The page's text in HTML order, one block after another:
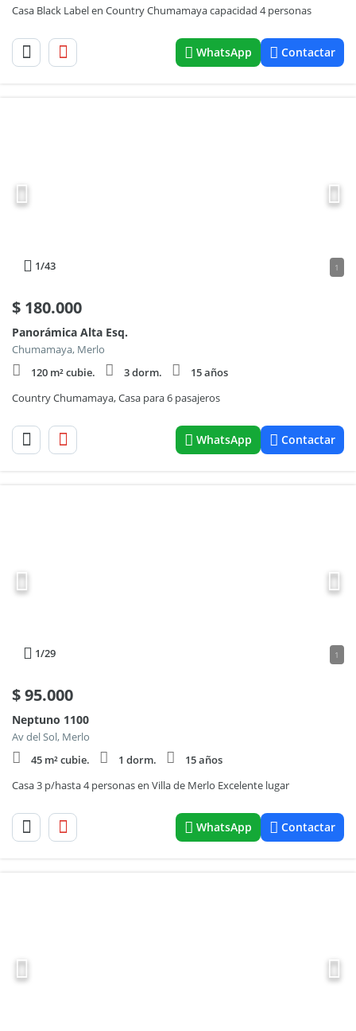
Casa Black Label en Country Chumamaya capacidad 4 personas
WhatsApp Contactar
1/43 1
$ 180.000
Panorámica Alta Esq.
Chumamaya, Merlo
120 m² cubie.
3 dorm.
15 años
Country Chumamaya, Casa para 6 pasajeros
WhatsApp Contactar
1/29 1
$95.000
Neptuno 1100
Av del Sol, Merlo
45 m² cubie.
1 dorm.
15 años
Casa 3 p/hasta 4 personas en Villa de Merlo Excelente lugar
WhatsApp Contactar